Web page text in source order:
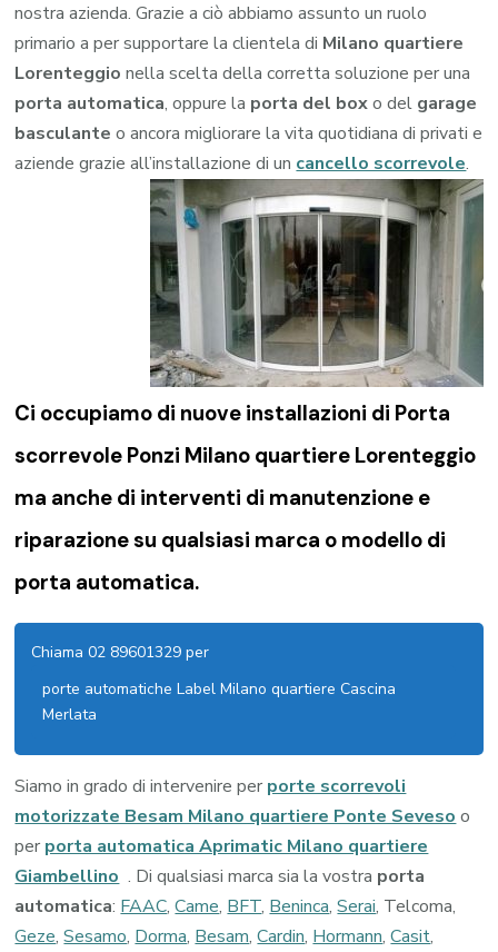
nostra azienda. Grazie a ciò abbiamo assunto un ruolo
primario a per supportare la clientela di Milano quartiere
Lorenteggio nella scelta della corretta soluzione per una
porta automatica, oppure la porta del boxo del garage
basculante o ancora migliorare la vita quotidiana di privati e
aziende grazie all’installazione di un cancello scorrevole.
Ci occupiamo di nuove installazioni di Porta
scorrevole Ponzi Milano quartiere Lorenteggio
ma anche di interventi di manutenzione e
riparazione su qualsiasi marca o modello di
porta automatica.
Chiama 02 89601329 per
porte automatiche Label Milano quartiere Cascina
Merlata
Siamo in grado di intervenire per porte scorrevoli
motorizzate Besam Milano quartiere Ponte Seveso o
per porta automatica Aprimatic Milano quartiere
Giambellino . Di qualsiasi marca sia la vostra porta
automatica: FAAC,Came, BFT, Beninca,Serai, Telcoma,
Geze,Sesamo, Dorma, Besam,Cardin, Hormann,Casit,